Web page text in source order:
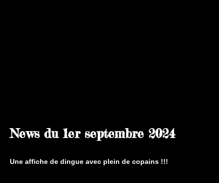
News du 1er septembre 2024
Une affiche de dingue avec plein de copains !!!